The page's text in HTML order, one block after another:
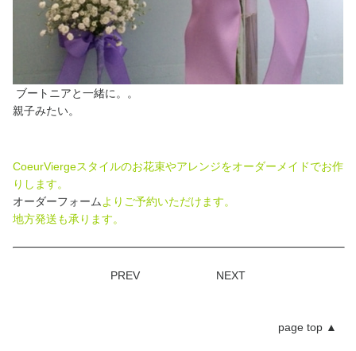
ブートニアと一緒に。。
親子みたい。
CoeurViergeスタイルのお花束やアレンジをオーダーメイドでお作
りします。
オーダーフォーム よりご予約いただけます。
地方発送も承ります。
PREV NEXT
page top ▲